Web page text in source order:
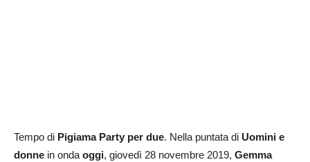
Tempo di Pigiama Party per due. Nella puntata di Uomini e
donne in ondaoggi, giovedì 28 novembre 2019, Gemma